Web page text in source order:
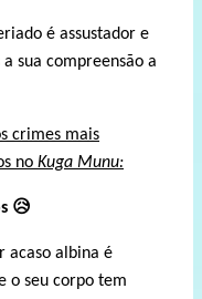
é assustador e
sua compreensão a
crimes mais
no Kuga Munu:
😥
acaso albina é
o seu corpo tem